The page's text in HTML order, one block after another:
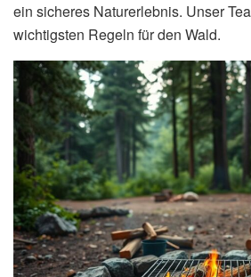
ein sicheres Naturerlebnis. Unser
wichtigsten Regeln für den Wald.